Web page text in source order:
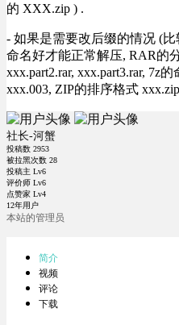
的 XXX.zip ) .
- 如果是需要改后缀的情况 (
命名好才能正常解压, RAR的
xxx.part2.rar, xxx.part3.rar, 7z
xxx.003, ZIP的排序格式
社长-河蟹
投稿数 2953
被拉黑次数 28
投稿主 Lv6
评价师 Lv6
点赞家 Lv4
12年用户
本站的管理员
简介
视频
评论
下载